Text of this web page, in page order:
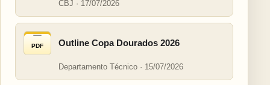
CBJ · 17/07/2026
PDF Outline Copa Dourados 2026
Departamento Técnico · 15/07/2026